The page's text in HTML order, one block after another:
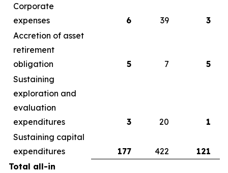
Corporate
expenses
6 39
3
Accretion of asset
retirement
obligation
5 7
5
Sustaining
exploration and
evaluation
expenditures
3 20
1
Sustaining capital
expenditures
177 422
121
Total all-in